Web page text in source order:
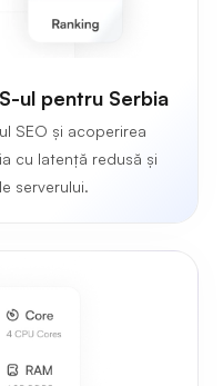
ul pentru Serbia
SEO și acoperirea
cu latență redusă și
serverului.